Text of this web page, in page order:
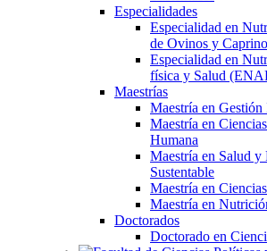
Especialidades
Especialidad en
de Ovinos y
Especialidad en
física y Salud
Maestrías
Maestría en Gestión
Maestría en
Humana
Maestría en Salud
Sustentable
Maestría en
Maestría en
Doctorados
Doctorado en